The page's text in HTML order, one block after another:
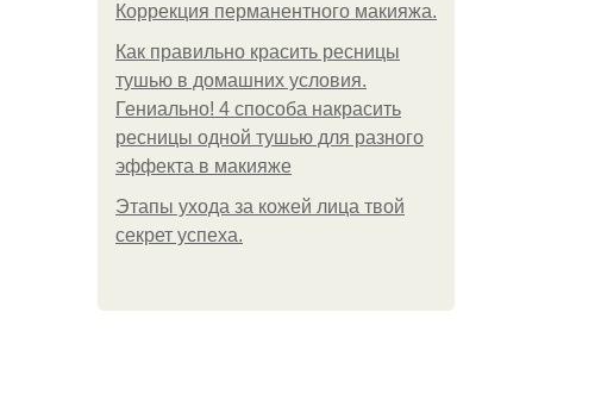
Коррекция перманентного макияжа.
Как правильно красить ресницы
тушью в домашних условия.
Гениально! 4 способа накрасить
ресницы одной тушью для разного
эффекта в макияже
Этапы ухода за кожей лица твой
секрет успеха.